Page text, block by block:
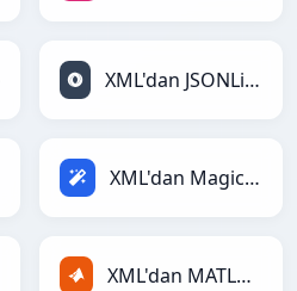
XML'dan JSONLines'ye
XML'dan Magic'ye
XML'dan MATLAB'ye